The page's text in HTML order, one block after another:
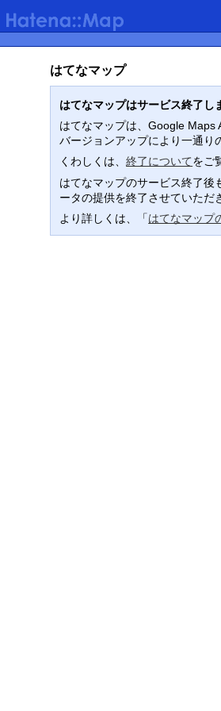
はてなマップ
はてなマップはサービス終了し
はてなマップは、Google Maps
バージョンアップにより一通り
くわしくは、終了についてをご
はてなマップのサービス終了
ータの提供を終了させていただ
より詳しくは、「はてなマップ